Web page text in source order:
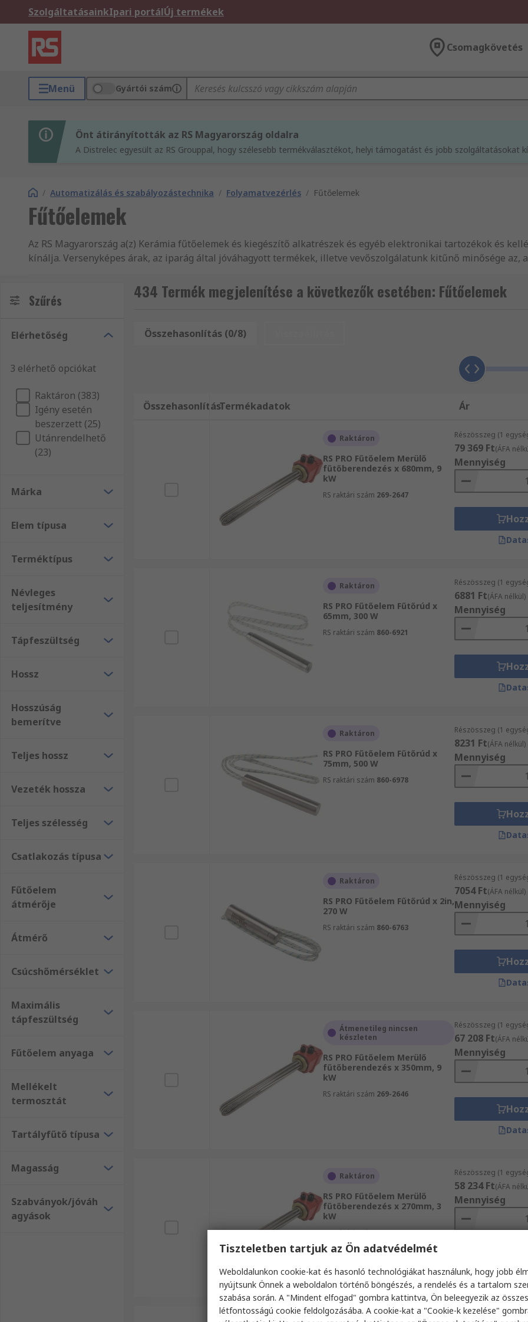
SzolgáltatásainkIpari portálÚj termékek
Csomagkövetés
Menü Gyártói szám
Önt átirányították az RS Magyarország oldalra
A Distrelec egyesült az RS Grouppal, hogy szélesebb termékválasztékot, helyi támogatást és jobb szolgáltatásokat
/ Automatizálás és szabályozástechnika / Folyamatvezérlés / Fűtőelemek
Fűtőelemek
Az RS Magyarország a(z) Kerámia fűtőelemek és kiegészítő alkatrészek és egyéb elektronikai tartozékok és
kínálja. Versenyképes árak, az iparág által jóváhagyott termékek, illetve vevőszolgálatunk kitűnő minősége az,
kiegészítő és Hőlégfúvó termékeket szertnének rendelni. Szeretne nyomára bukkanni egy RS terméknek?
fűtőelemek és kiegészítő árucikkekkel kapcsolatos keresési eredményeinek szűrésére márka-, gyártó-,
Szűrés
Elérhetőség
3 elérhető opciókat
Raktáron (383)
Igény esetén
beszerzett (25)
Utánrendelhető
(23)
Márka
Elem típusa
Terméktípus
Névleges
teljesítmény
Tápfeszültség
Hossz
Hosszúság
bemerítve
Teljes hossz
Vezeték hossza
Teljes szélesség
Csatlakozás típusa
Fűtőelem
átmérője
Átmérő
Csúcshőmérséklet
Maximális
tápfeszültség
Fűtőelem anyaga
Mellékelt
termosztát
Tartályfűtő típusa
Magasság
Szabványok/jóváh
agyások
434 Termék megjelenítése a következők esetében: Fűtőelemek
Összehasonlítás (0/8)
ÖsszehasonlításTermékadatok Ár
Raktáron
RS PRO Fűtőelem Merülő
fűtőberendezés x 680mm, 9
kW
RS raktári szám 269-2647
Részösszeg (1
79 369 Ft(ÁFA
Mennyiség
Raktáron
RS PRO Fűtőelem Fűtőrúd x
65mm, 300 W
RS raktári szám 860-6921
Részösszeg (1
6881 Ft(ÁFA nélkül)
Mennyiség
Raktáron
RS PRO Fűtőelem Fűtőrúd x
75mm, 500 W
RS raktári szám 860-6978
Részösszeg (1
8231 Ft(ÁFA nélkül)
Mennyiség
Raktáron
RS PRO Fűtőelem Fűtőrúd x 2in,
270 W
RS raktári szám 860-6763
Részösszeg (1
7054 Ft(ÁFA nélkül)
Mennyiség
Átmenetileg nincsen
készleten
RS PRO Fűtőelem Merülő
fűtőberendezés x 350mm, 9
kW
RS raktári szám 269-2646
Részösszeg (1
67 208 Ft(ÁFA
Mennyiség
Raktáron
RS PRO Fűtőelem Merülő
fűtőberendezés x 270mm, 3
kW
RS raktári szám269-2638
Részösszeg (1
58 234 Ft(ÁFA
Mennyiség
Részösszeg (1
Tiszteletben tartjuk az Ön adatvédelmét
Weboldalunkon cookie-kat és hasonló technológiákat használunk, hogy jobb
nyújtsunk Önnek a weboldalon történő böngészés, a rendelés és a tartalom
szabása során. A "Mindent elfogad" gombra kattintva, Ön beleegyezik az összes
létfontosságú cookie feldolgozásába. A cookie-kat a "Cookie-k kezelése"